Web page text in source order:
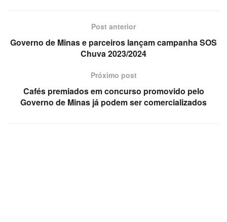
Post anterior
Governo de Minas e parceiros lançam campanha SOS
Chuva 2023/2024
Próximo post
Cafés premiados em concurso promovido pelo
Governo de Minas já podem ser comercializados